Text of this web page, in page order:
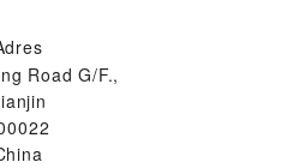
Road G/F.,